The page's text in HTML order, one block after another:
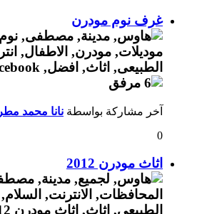
غرف نوم مودرن
آخر مشاركة بواسطة نانا محمد مطر
0
اثاث مودرن 2012